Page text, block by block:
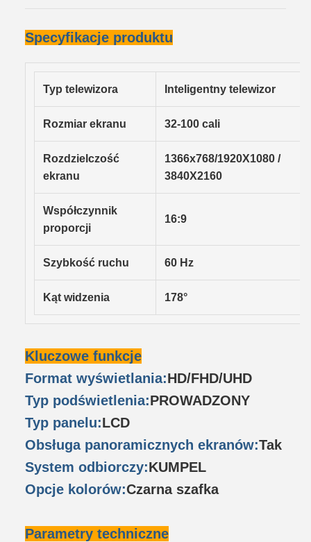
Specyfikacje produktu
Typ telewizora Inteligentny telewizor
Rozmiar ekranu 32-100 cali
Rozdzielczość
ekranu
1366x768/1920X1080 /
3840X2160
Współczynnik
proporcji
16:9
Szybkość ruchu 60 Hz
Kąt widzenia 178°
Kluczowe funkcje
Format wyświetlania:HD/FHD/UHD
Typ podświetlenia:PROWADZONY
Typ panelu:LCD
Obsługa panoramicznych ekranów:Tak
System odbiorczy:KUMPEL
Opcje kolorów:Czarna szafka
Parametry techniczne